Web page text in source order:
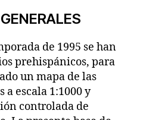
de 1995 se han
prehispánicos, para
un mapa de las
escala 1:1000 y
controlada de